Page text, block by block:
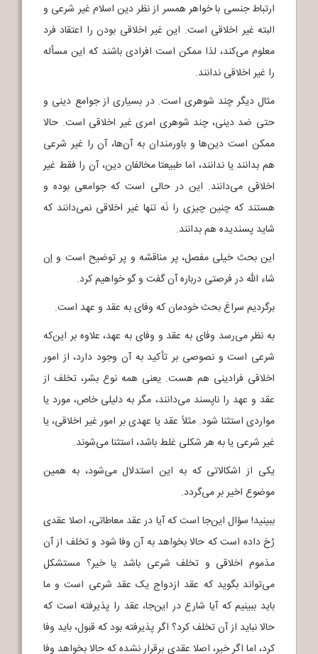
ارتباط جنسی با خواهر همسر از نظر دین اسلام غیر شرعی و
البته غیر اخلاقی است. این غیر اخلاقی بودن را اعتقاد فرد
معلوم می‌کند، لذا ممکن است افرادی باشند که این مسأله
را غیر اخلاقی ندانند.
مثال دیگر چند شوهری است. در بسیاری از جوامع دینی و
حتی ضد دینی، چند شوهری امری غیر اخلاقی است. حالا
ممکن است دین‌ها و باورمندان به آن‌ها، آن را غیر شرعی
هم بدانند یا ندانند، اما طبیعتا مخالفان دین، آن را فقط غیر
اخلاقی می‌دانند. این در حالی است که جوامعی بوده و
هستند که چنین چیزی را نَه تنها غیر اخلاقی نمی‌دانند که
شاید پسندیده هم بدانند.
این بحث خیلی مفصل، پر مناقشه و پر توضیح است و إن
شاء الله در فرصتی درباره آن گفت و گو خواهیم کرد.
برگردیم سراغ بحث خودمان که وفای به عقد و عهد است.
به نظر می‌رسد وفای به عقد و وفای به عهد، علاوه بر این‌که
شرعی است و نصوصی بر تأکید به آن وجود دارد، از امور
اخلاقی فرادینی هم هست. یعنی همه نوع بشر، تخلف از
عقد و عهد را ناپسند می‌دانند، مگر به دلیلی خاص، مورد یا
مواردی استثنا شود. مثلاً عقد یا عهدی بر امور غیر اخلاقی، یا
غیر شرعی یا به هر شکلی غلط باشد، استثنا می‌شوند.
یکی از اشکالاتی که به این استدلال می‌شود، به همین
موضوع اخیر بر می‌گردد.
ببینید! سؤال این‌‌جا است که آیا در عقد معاطاتی، اصلا عقدی
رُخ داده است که حالا بخواهد به آن وفا شود و تخلف از آن
مذموم اخلاقی و تخلف شرعی باشد یا خیر؟ مستشکل
می‌تواند بگوید که عقد ازدواج یک عقد شرعی است و ما
باید ببینیم که آیا شارع در این‌جا، عقد را پذیرفته است که
حالا نباید از آن تخلف کرد؟ اگر پذیرفته بود که قبول، باید وفا
کرد، اما اگر خیر، اصلا عقدی برقرار نشده که حالا بخواهد وفا